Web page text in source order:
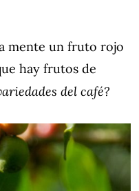
mente un fruto rojo
hay frutos de
del café?